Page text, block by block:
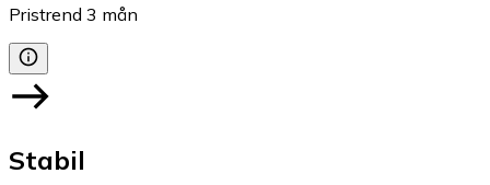
Pristrend 3 mån
Stabil